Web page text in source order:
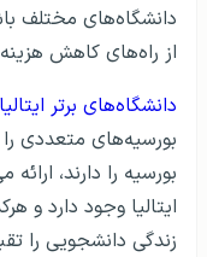
دانشگاه‌های مختلف
از راه‌های کاهش
دانشگاه‌های برتر ایتالیا
بورسیه‌های متعددی
بورسیه را دارند،
ایتالیا وجود دارد و
زندگی دانشجویی را